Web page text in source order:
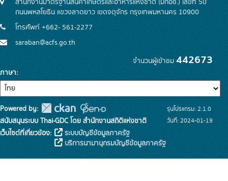
สำนักงานมาตรฐานสินค้าเกษตรและอาหารแห่งชาติ (มกอช.) เลขที่ 50
ถนนพหลโยธิน แขวงลาดยาว เขตจตุจักร กรุงเทพมหานคร 10900
โทรศัพท์ +662- 561-2277
saraban@acfs.go.th
จำนวนผู้เข้าชม 442673
ภาษา
Powered by:
สนับสนุนระบบ Thai-GDC โดย สำนักงานสถิติแห่งชาติ
เว็บไซต์ที่เกี่ยวข้อง:
ระบบบัญชีข้อมูลภาครัฐ
บริการนามานุกรมบัญชีข้อมูลภาครัฐ
รุ่นโปรแกรม: 2.1.0
วันที่: 2024-01-19